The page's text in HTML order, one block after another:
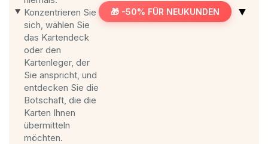
Konzentrieren Sie
sich, wählen Sie
das Kartendeck
oder den
Kartenleger, der
Sie anspricht, und
entdecken Sie die
Botschaft, die die
Karten Ihnen
übermitteln
möchten.
🎁 -50% FÜR NEUKUNDEN ▼